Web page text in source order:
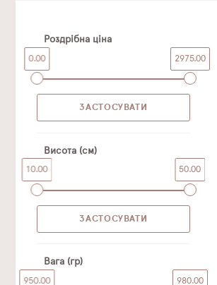
Роздрібна ціна
0.00 2975.00
Висота (см)
10.00 50.00
Вага (гр)
950.00 980.00